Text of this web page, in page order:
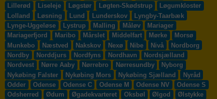
Lillerød
Liseleje Løgstør Løgten-Skødstrup
Løgumkloster
Lolland
Løsning Lund Lunderskov
Lyngby-Taarbæk
Lynge-Uggeløse
Lystrup Malling Måløv
Mariager
Mariagerfjord
Maribo Mårslet Middelfart Mørke
Morsø
Munkebo
Næstved Nakskov Nexø Nibe Nivå
Nordborg
Nordby
Norddjurs Nordfyns Nordhavn
Nordsjælland
Nordvest
Nørre Aaby Nørrebro Nørresundby
Nyborg
Nykøbing Falster
Nykøbing Mors Nykøbing Sjælland
Nyråd
Odder
Odense Odense C Odense M Odense NV
Odense S
Odsherred
Ødum Øgadekvarteret Oksbøl Ølgod
Ølstykke